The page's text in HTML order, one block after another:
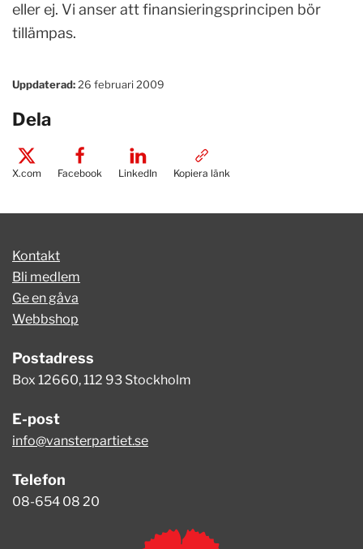
eller ej. Vi anser att finansieringsprincipen bör
tillämpas.
Uppdaterad: 26 februari 2009
Dela
X.com Facebook LinkedIn Kopiera länk
Kontakt
Bli medlem
Ge en gåva
Webbshop
Postadress
Box 12660, 112 93 Stockholm
E-post
info@vansterpartiet.se
Telefon
08-654 08 20